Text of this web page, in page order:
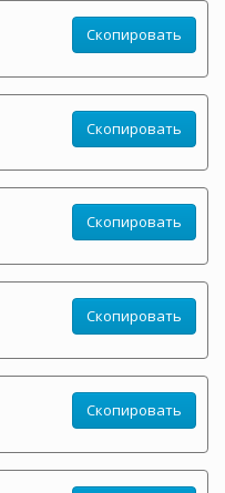
Скопировать
Скопировать
Скопировать
Скопировать
Скопировать